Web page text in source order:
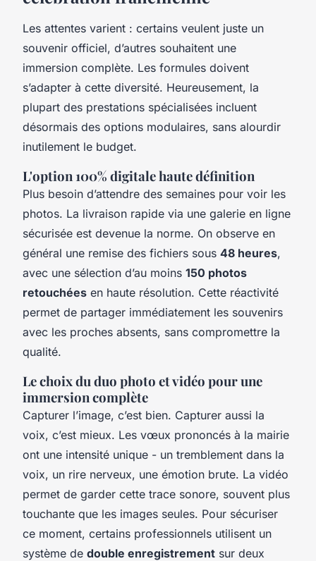
Les attentes varient : certains veulent juste un
souvenir officiel, d’autres souhaitent une
immersion complète. Les formules doivent
s’adapter à cette diversité. Heureusement, la
plupart des prestations spécialisées incluent
désormais des options modulaires, sans alourdir
inutilement le budget.
L'option 100% digitale haute définition
Plus besoin d’attendre des semaines pour voir les
photos. La livraison rapide via une galerie en ligne
sécurisée est devenue la norme. On observe en
général une remise des fichiers sous 48 heures,
avec une sélection d’au moins 150 photos
retouchées en haute résolution. Cette réactivité
permet de partager immédiatement les souvenirs
avec les proches absents, sans compromettre la
qualité.
Le choix du duo photo et vidéo pour une
immersion complète
Capturer l’image, c’est bien. Capturer aussi la
voix, c’est mieux. Les vœux prononcés à la mairie
ont une intensité unique - un tremblement dans la
voix, un rire nerveux, une émotion brute. La vidéo
permet de garder cette trace sonore, souvent plus
touchante que les images seules. Pour sécuriser
ce moment, certains professionnels utilisent un
système de double enregistrement sur deux